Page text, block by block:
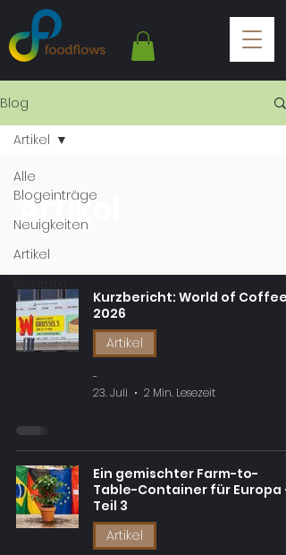
Blog
Alle
Blogeinträge
Neuigkeiten
Artikel
Artikel
Artikel
Kurzbericht: World of Coffee
2026
Artikel
-
23. Juli
2 Min. Lesezeit
Ein gemischter Farm-to-
Table-Container für Europa –
Teil 3
Artikel